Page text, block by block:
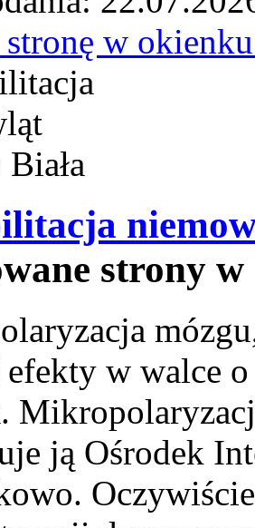
w
strony
efekty w walce
ją Ośrodek